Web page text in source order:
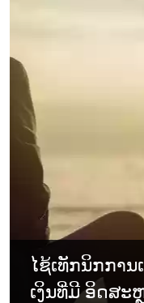
ໄຊ້ເທັກນິກກາ
ເງິນທີ່ມີ ອິດສະ